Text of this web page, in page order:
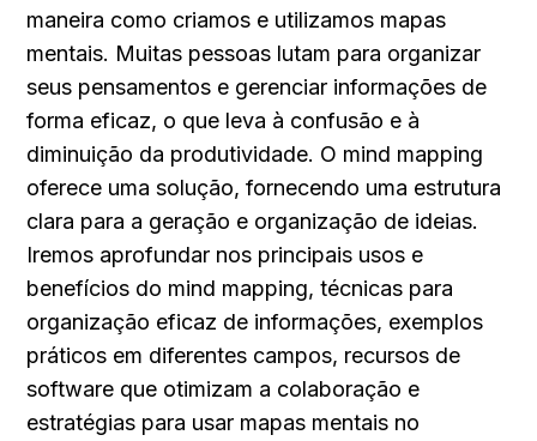
maneira como criamos e utilizamos mapas
mentais. Muitas pessoas lutam para organizar
seus pensamentos e gerenciar informações de
forma eficaz, o que leva à confusão e à
diminuição da produtividade. O mind mapping
oferece uma solução, fornecendo uma estrutura
clara para a geração e organização de ideias.
Iremos aprofundar nos principais usos e
benefícios do mind mapping, técnicas para
organização eficaz de informações, exemplos
práticos em diferentes campos, recursos de
software que otimizam a colaboração e
estratégias para usar mapas mentais no